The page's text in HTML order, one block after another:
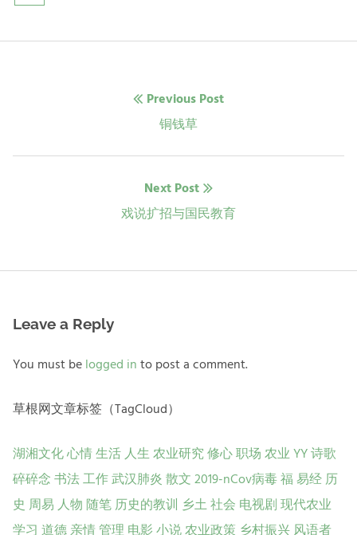
导
Previous Post
Previous
铜钱草
Next Post
Next
戏说扩招与国民教育
Leave a Reply
You must belogged into post a comment.
草根网文章标签（TagCloud）
湖湘文化心情生活人生农业研究修心职场农业YY诗歌
碎碎念书法工作武汉肺炎散文2019-nCov病毒福易经历
史 周易人物随笔历史的教训 乡土社会 电视剧现代农业
学习 道德亲情管理 电影小说农业政策 乡村振兴风语者